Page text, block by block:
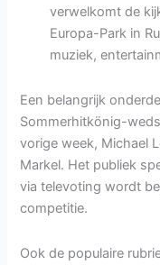
verwelkomt de
Europa-Park in
muziek,
Een belangrijk
Sommerhitkönig-
vorige week, Michael
Markel. Het publiek
via televoting wordt
competitie.
Ook de populaire